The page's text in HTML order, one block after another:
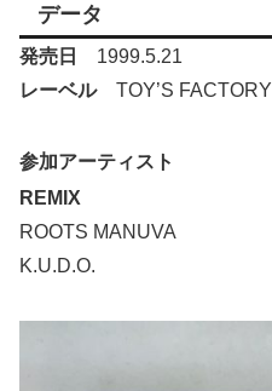
データ
発売日
1999.5.21
レーベルTOY’S FACTORY
参加アーティスト
REMIX
ROOTS MANUVA
K.U.D.O.